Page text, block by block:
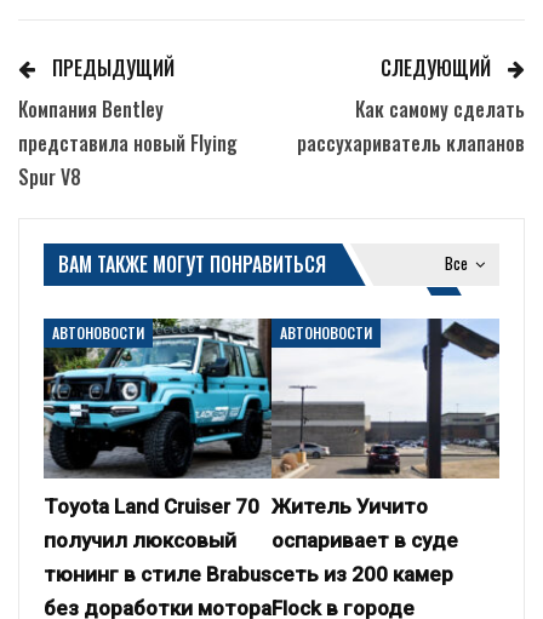
ПРЕДЫДУЩИЙ
Компания Bentley
представила новый Flying
Spur V8
СЛЕДУЮЩИЙ
Как самому сделать
рассухариватель клапанов
Все
ВАМ ТАКЖЕ МОГУТ ПОНРАВИТЬСЯ
АВТОНОВОСТИ
Toyota Land Cruiser 70
получил люксовый
тюнинг в стиле Brabus
без доработки мотора
АВТОНОВОСТИ
Житель Уичито
оспаривает в суде
сеть из 200 камер
Flock в городе